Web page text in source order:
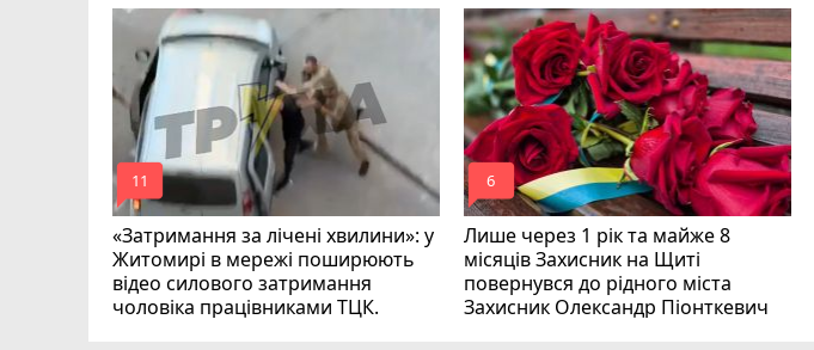
«Затримання за лічені хвилини»: у
Житомирі в мережі поширюють
відео силового затримання
чоловіка працівниками ТЦК.
mode_comment
11
Лише через 1 рік та майже 8
місяців Захисник на Щиті
повернувся до рідного міста
Захисник Олександр Піонткевич
mode_comment
6